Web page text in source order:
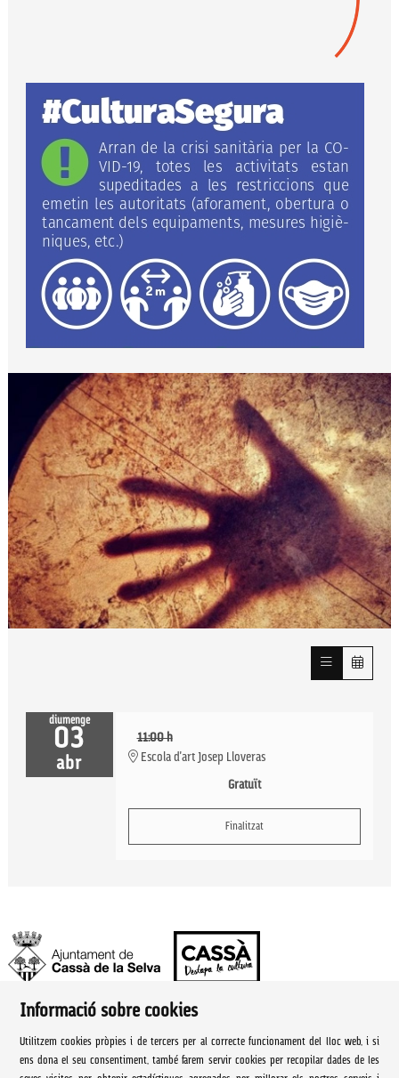
diumenge
03
abr
11:00 h
Escola d'art Josep Lloveras
Gratuït
Finalitzat
Ajuntament de Cassà de la Selva | Àrea de cultura
Rambla Onze de Setembre, 107
Informació sobre cookies
Utilitzem cookies pròpies i de tercers per al correcte funcionament del lloc web, i si
ens dona el seu consentiment, també farem servir cookies per recopilar dades de les